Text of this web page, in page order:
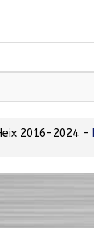
2016-2024 -